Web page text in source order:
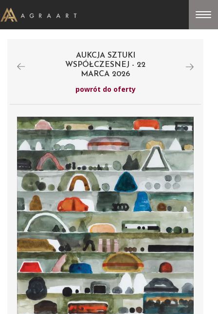
AUKCJA SZTUKI
WSPÓŁCZESNEJ - 22
MARCA 2026
powrót do oferty